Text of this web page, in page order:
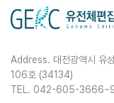
Address. 대전광역시 유
106호 (34134)
TEL. 042-605-